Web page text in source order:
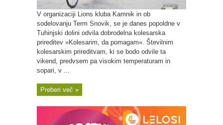
V organizaciji Lions kluba Kamnik in ob
sodelovanju Term Snovik, se je danes popoldne v
Tuhinjski dolini odvila dobrodelna kolesarska
prireditev »Kolesarim, da pomagam«. Številnim
kolesarskim prireditvam, ki se bodo odvile ta
vikend, predvsem pa visokim temperaturam in
sopari, v ...
Preberi več »